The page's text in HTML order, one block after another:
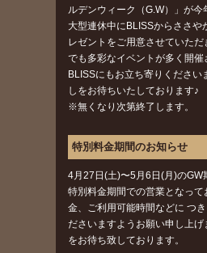
ルデンウィーク（G.W）」が今
大型連休中にBLISSからささや
レゼントをご用意させていた
でも多彩なイベントが多く開催
BLISSにもお立ち寄りください
しをお待ちいたしております♪
※無くなり次第終了します。
特別料金期間のお知らせ
4月27日(土)〜5月6日(月)のGW
特別料金期間での営業となっ
金、ご利用可能時間などに つ
ださいますようお願い申し上げ
をお待ち致しております。